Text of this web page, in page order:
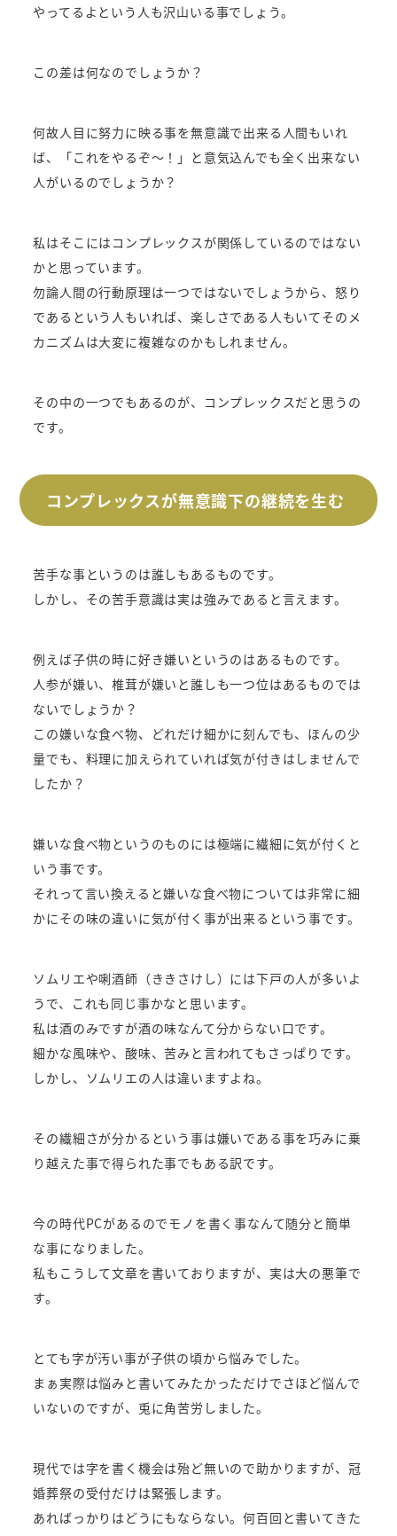
やってるよという人も沢山いる事でしょう。
この差は何なのでしょうか？
何故人目に努力に映る事を無意識で出来る人間もいれ
ば、「これをやるぞ～！」と意気込んでも全く出来ない
人がいるのでしょうか？
私はそこにはコンプレックスが関係しているのではない
かと思っています。
勿論人間の行動原理は一つではないでしょうから、怒り
であるという人もいれば、楽しさである人もいてそのメ
カニズムは大変に複雑なのかもしれません。
その中の一つでもあるのが、コンプレックスだと思うの
です。
コンプレックスが無意識下の継続を生む
苦手な事というのは誰しもあるものです。
しかし、その苦手意識は実は強みであると言えます。
例えば子供の時に好き嫌いというのはあるものです。
人参が嫌い、椎茸が嫌いと誰しも一つ位はあるものでは
ないでしょうか？
この嫌いな食べ物、どれだけ細かに刻んでも、ほんの少
量でも、料理に加えられていれば気が付きはしませんで
したか？
嫌いな食べ物というのものには極端に繊細に気が付くと
いう事です。
それって言い換えると嫌いな食べ物については非常に細
かにその味の違いに気が付く事が出来るという事です。
ソムリエや唎酒師（ききさけし）には下戸の人が多いよ
うで、これも同じ事かなと思います。
私は酒のみですが酒の味なんて分からない口です。
細かな風味や、酸味、苦みと言われてもさっぱりです。
しかし、ソムリエの人は違いますよね。
その繊細さが分かるという事は嫌いである事を巧みに乗
り越えた事で得られた事でもある訳です。
今の時代PCがあるのでモノを書く事なんて随分と簡単
な事になりました。
私もこうして文章を書いておりますが、実は大の悪筆で
す。
とても字が汚い事が子供の頃から悩みでした。
まぁ実際は悩みと書いてみたかっただけでさほど悩んで
いないのですが、兎に角苦労しました。
現代では字を書く機会は殆ど無いので助かりますが、冠
婚葬祭の受付だけは緊張します。
あればっかりはどうにもならない。何百回と書いてきた